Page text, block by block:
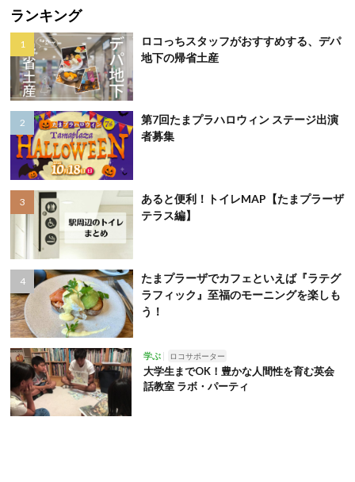
ランキング
ロコっちスタッフがおすすめする、デパ
地下の帰省土産
第7回たまプラハロウィン ステージ出演
者募集
あると便利！トイレMAP【たまプラーザ
テラス編】
たまプラーザでカフェといえば『ラテグ
ラフィック』至福のモーニングを楽しも
う！
学ぶ ロコサポーター
大学生までOK！豊かな人間性を育む英会
話教室 ラボ・パーティ